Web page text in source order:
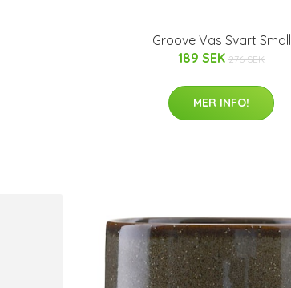
Groove Vas Svart Small
189 SEK 276 SEK
MER INFO!